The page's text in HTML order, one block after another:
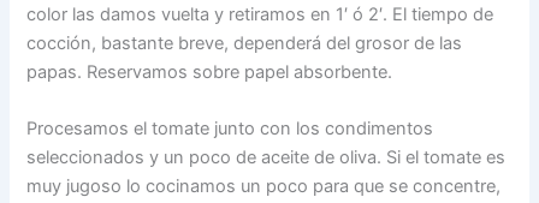
color las damos vuelta y retiramos en 1′ ó 2′. El tiempo de
cocción, bastante breve, dependerá del grosor de las
papas. Reservamos sobre papel absorbente.
Procesamos el tomate junto con los condimentos
seleccionados y un poco de aceite de oliva. Si el tomate es
muy jugoso lo cocinamos un poco para que se concentre,